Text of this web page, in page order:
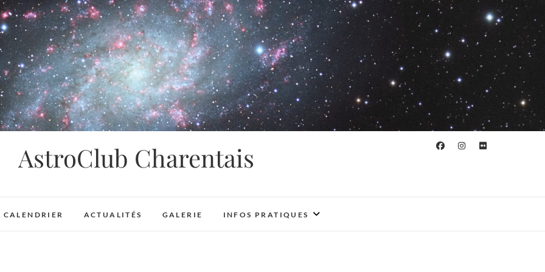
AstroClub Charentais
CALENDRIER ACTUALITÉS GALERIE INFOS PRATIQUES